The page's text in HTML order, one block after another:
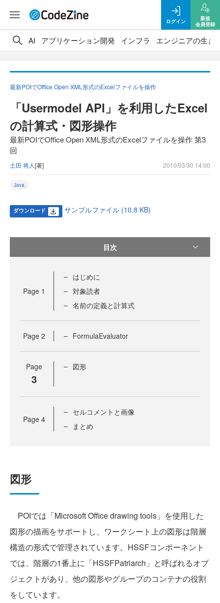
ログイン
新規
会員登録
AI アプリケーション開発 インフラ エンジニアの生き
最新POIでOffice Open XML形式のExcelファイルを操作
「Usermodel API」を利用したExcel
の計算式・図形操作
最新POIでOffice Open XML形式のExcelファイルを操作 第3
回
土田 将人[著] 2010/03/30 14:00
Java
ダウンロード サンプルファイル (10.8 KB)
目次
Page 1
はじめに
対象読者
名前の定義と計算式
Page 2 FormulaEvaluator
Page
3
図形
Page 4
セルコメントと画像
まとめ
図形
POIでは「Microsoft Office drawing tools」を使用した
図形の描画をサポートし、ワークシート上の図形は階層
構造の形式で管理されています。HSSFコンポーネント
では、階層の1番上に「HSSFPatriarch」と呼ばれるオブ
ジェクトがあり、他の図形やグループのコンテナの役割
をしています。